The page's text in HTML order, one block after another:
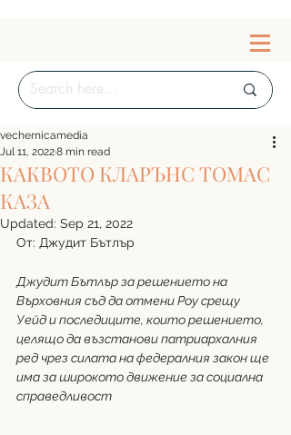
КАКВОТО КЛАРЪНС ТОМАС
КАЗА
vechernicamedia
Jul 11, 20228 min read
Updated: Sep 21, 2022
От: Джудит Бътлър
Джудит Бътлър за решението на
Върховния съд да отмени Роу срещу
Уейд и последиците, които решението,
целящо да възстанови патриархалния
ред чрез силата на федералния закон ще
има за широкото движение за социална
справедливост